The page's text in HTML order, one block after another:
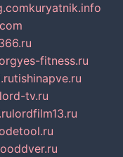
kuryatnik.info
yes-fitness.ru
tishinapve.ru
lord-tv.ru
lordfilm13.ru